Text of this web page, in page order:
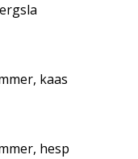
kaas
hesp